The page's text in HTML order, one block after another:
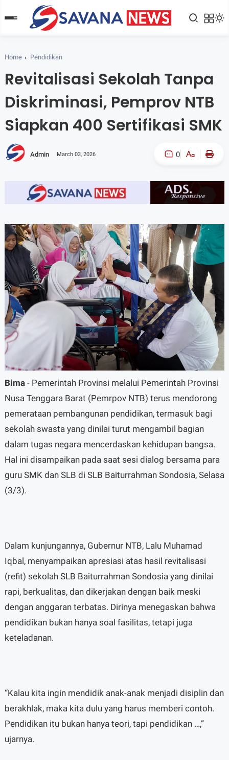
Home Pendidikan
Revitalisasi Sekolah Tanpa
Diskriminasi, Pemprov NTB
Siapkan 400 Sertifikasi SMK
Admin March 03, 2026 0
A- A+
Bima- Pemerintah Provinsi melalui Pemerintah Provinsi
Nusa Tenggara Barat (Pemrpov NTB) terus mendorong
pemerataan pembangunan pendidikan, termasuk bagi
sekolah swasta yang dinilai turut mengambil bagian
dalam tugas negara mencerdaskan kehidupan bangsa.
Hal ini disampaikan pada saat sesi dialog bersama para
guru SMK dan SLB di SLB Baiturrahman Sondosia, Selasa
(3/3).
Dalam kunjungannya, Gubernur NTB, Lalu Muhamad
Iqbal, menyampaikan apresiasi atas hasil revitalisasi
(refit) sekolah SLB Baiturrahman Sondosia yang dinilai
rapi, berkualitas, dan dikerjakan dengan baik meski
dengan anggaran terbatas. Dirinya menegaskan bahwa
pendidikan bukan hanya soal fasilitas, tetapi juga
keteladanan.
“Kalau kita ingin mendidik anak-anak menjadi disiplin dan
berakhlak, maka kita dulu yang harus memberi contoh.
Pendidikan itu bukan hanya teori, tapi pendidikan …,”
ujarnya.